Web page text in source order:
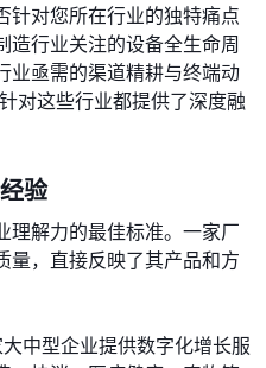
针对您所在行业的独特痛点
造行业关注的设备全生命周
业亟需的渠道精耕与终端动
对这些行业都提供了深度融
验
理解力的最佳标准。一家厂
量，直接反映了其产品和方
中型企业提供数字化增长服